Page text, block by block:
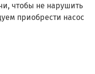
чтобы не нарушить
приобрести насос